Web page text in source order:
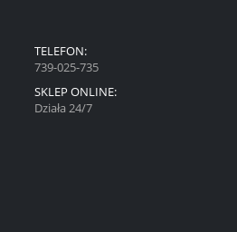
TELEFON:
739-025-735
SKLEP ONLINE:
Działa 24/7